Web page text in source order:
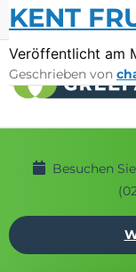
Messeteilnahmen
KENT
Veröffentlicht am
Geschrieben von
Besuchen